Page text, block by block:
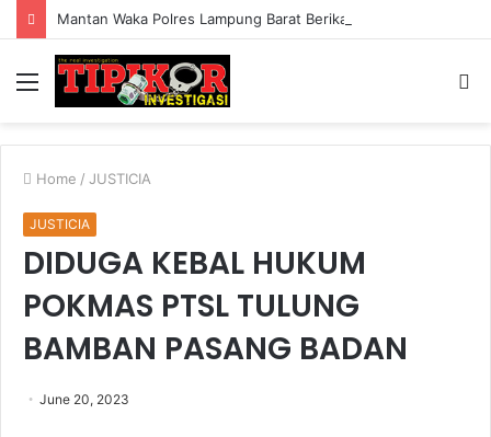
Menu
Home / JUSTICIA
JUSTICIA
DIDUGA KEBAL HUKUM
POKMAS PTSL TULUNG
BAMBAN PASANG BADAN
June 20, 2023